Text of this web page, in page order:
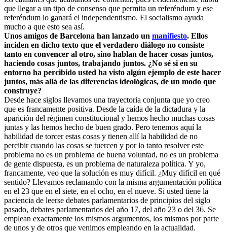
que llegar a un tipo de consenso que permita un referéndum y ese
referéndum lo ganará el independentismo. El socialismo ayuda
mucho a que esto sea así.
Unos amigos de Barcelona han lanzado un manifiesto. Ellos
inciden en dicho texto que el verdadero diálogo no consiste
tanto en convencer al otro, sino hablan de hacer cosas juntos,
haciendo cosas juntos, trabajando juntos. ¿No sé si en su
entorno ha percibido usted ha visto algún ejemplo de este hacer
juntos, más allá de las diferencias ideológicas, de un modo que
construye?
Desde hace siglos llevamos una trayectoria conjunta que yo creo
que es francamente positiva. Desde la caída de la dictadura y la
aparición del régimen constitucional y hemos hecho muchas cosas
juntas y las hemos hecho de buen grado. Pero tenemos aquí la
habilidad de torcer estas cosas y tienen allí la habilidad de no
percibir cuando las cosas se tuercen y por lo tanto resolver este
problema no es un problema de buena voluntad, no es un problema
de gente dispuesta, es un problema de naturaleza política. Y yo,
francamente, veo que la solución es muy difícil. ¿Muy difícil en qué
sentido? Llevamos reclamando con la misma argumentación política
en el 23 que en el siete, en el ocho, en el nueve. Si usted tiene la
paciencia de leerse debates parlamentarios de principios del siglo
pasado, debates parlamentarios del año 17, del año 23 o del 36. Se
emplean exactamente los mismos argumentos, los mismos por parte
de unos y de otros que venimos empleando en la actualidad.